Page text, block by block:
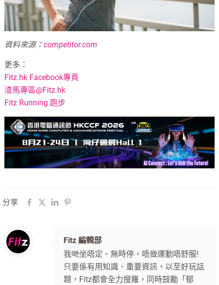
資料來源：competitor.com
更多：
Fitz.hk Facebook專頁
渣馬專區@Fitz.hk
Fitz Running 跑步
分享
Fitz 編輯部
我哋坐唔定、無時停，唔做運動唔舒服!
只要係有用知識、重要資訊，以至好玩話
題，Fitz都會全力搜羅，同時鼓勵「郁